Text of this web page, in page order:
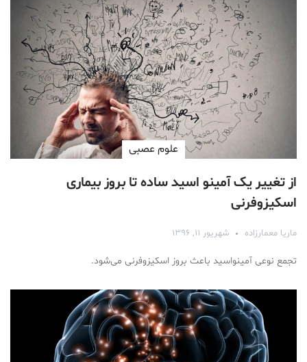
علوم عصبی
از تغییر یک آمینو اسید ساده تا بروز بیماری
اسکیزوفرنی
ماریا معمارزاده شهریور ۱۱, ۱۳۹۶
تجمع نوعی آمینواسید باعث بروز اسکیزوفرنی می‌شود.